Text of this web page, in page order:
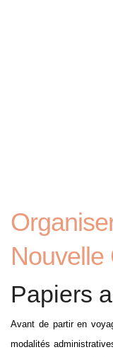
Nouvelle
Papiers
Avant de partir en
modalités